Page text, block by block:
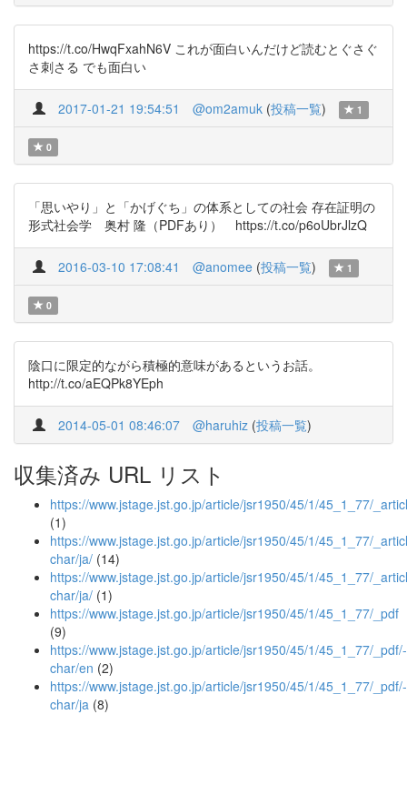
https://t.co/HwqFxahN6V これが面白いんだけど読むとぐさぐ
さ刺さる でも面白い
2017-01-21 19:54:51 @om2amuk (投稿一覧) 1
0
「思いやり」と「かげぐち」の体系としての社会 存在証明の
形式社会学 奥村 隆（PDFあり） https://t.co/p6oUbrJlzQ
2016-03-10 17:08:41 @anomee (投稿一覧) 1
0
陰口に限定的ながら積極的意味があるというお話。
http://t.co/aEQPk8YEph
2014-05-01 08:46:07 @haruhiz (投稿一覧)
収集済み URL リスト
https://www.jstage.jst.go.jp/article/jsr1950/45/1/45_1_77/
(1)
https://www.jstage.jst.go.jp/article/jsr1950/45/1/45_1_77/
char/ja/ (14)
https://www.jstage.jst.go.jp/article/jsr1950/45/1/45_1_77/
char/ja/ (1)
https://www.jstage.jst.go.jp/article/jsr1950/45/1/45_1_77/_pdf
(9)
https://www.jstage.jst.go.jp/article/jsr1950/45/1/45_1_77/_pdf/-
char/en (2)
https://www.jstage.jst.go.jp/article/jsr1950/45/1/45_1_77/_pdf/-
char/ja (8)